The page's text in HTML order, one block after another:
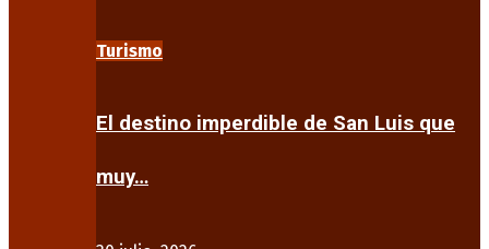
Turismo
El destino imperdible de San Luis que
muy…